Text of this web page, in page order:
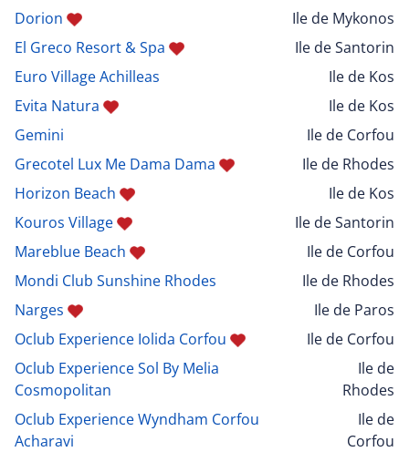
Dorion
Ile de Mykonos
El Greco Resort & Spa
Ile de Santorin
Euro Village Achilleas
Ile de Kos
Evita Natura
Ile de Kos
Gemini
Ile de Corfou
Grecotel Lux Me Dama Dama
Ile de Rhodes
Horizon Beach
Ile de Kos
Kouros Village
Ile de Santorin
Mareblue Beach
Ile de Corfou
Mondi Club Sunshine Rhodes
Ile de Rhodes
Narges
Ile de Paros
Oclub Experience Iolida Corfou
Ile de Corfou
Oclub Experience Sol By Melia
Cosmopolitan
Ile de
Rhodes
Oclub Experience Wyndham Corfou
Acharavi
Ile de
Corfou